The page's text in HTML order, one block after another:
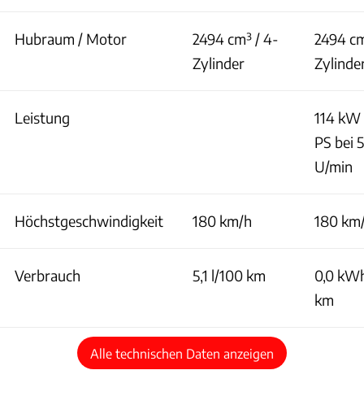
Hubraum / Motor
2494 cm³ / 4-
Zylinder
2494
Leistung
114 kW
PS bei
U/min
Höchstgeschwindigkeit 180 km/h 180
Verbrauch 5,1 l/100 km
0,0
km
Alle technischen Daten anzeigen